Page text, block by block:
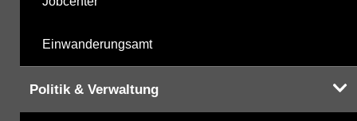
Einwanderungsamt
Politik & Verwaltung